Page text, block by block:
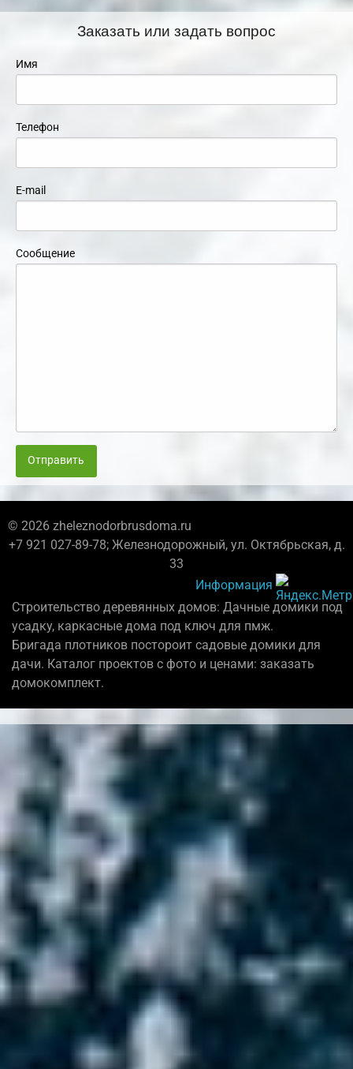
Заказать или задать вопрос
Имя
Телефон
E-mail
Сообщение
Отправить
© 2026 zheleznodorbrusdoma.ru
+7 921 027-89-78; Железнодорожный, ул. Октябрьская, д.
33
Информация
Строительство деревянных домов: Дачные домики под
усадку, каркасные дома под ключ для пмж.
Бригада плотников постороит садовые домики для
дачи. Каталог проектов с фото и ценами: заказать
домокомплект.